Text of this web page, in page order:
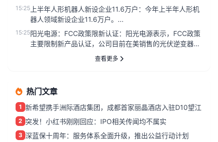
15:25 上半年人形机器人新设企业11.6万户：今年上半年人形机
器人领域新设企业11.6万户。...
15:25阳光电源：FCC政策限新认证：阳光电源表示，FCC政策
主要限制新产品认证，公司目前在美销售的光伏逆变器、
查看更多
热门文章
1 新希望携手洲际酒店集团，成都首家丽晶酒店入驻D10望江
2 突发！小红书刚刚回应：IPO相关传闻均不属实
3 深蓝保十周年：服务体系全面升级，推出公益行动计划